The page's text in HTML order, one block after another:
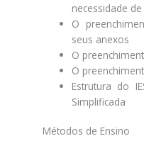
necessidade
O
seus anexos
O
O
Estrutura do
Simplificada
Métodos de Ensino